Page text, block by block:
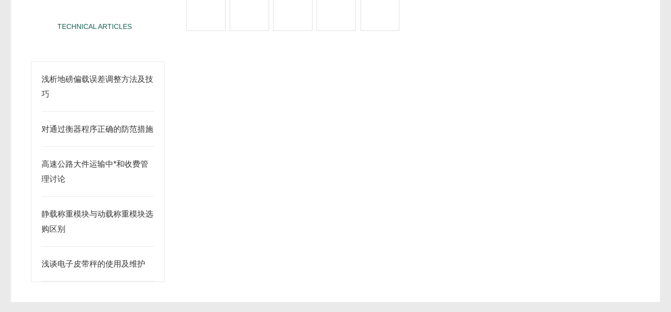
TECHNICAL ARTICLES
浅析地磅偏载误差调整方法及技
巧
对通过衡器程序正确的防范措施
高速公路大件运输中*和收费管
理讨论
静载称重模块与动载称重模块选
购区别
浅谈电子皮带秤的使用及维护